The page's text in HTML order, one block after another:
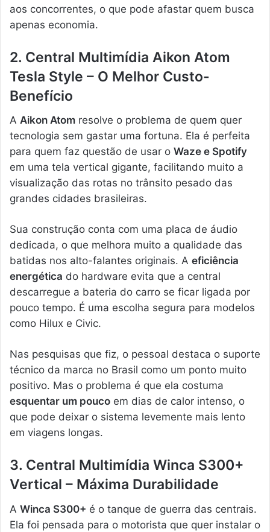
aos concorrentes, o que pode afastar quem busca
apenas economia.
2. Central Multimídia Aikon Atom
Tesla Style – O Melhor Custo-
Benefício
A Aikon Atom resolve o problema de quem quer
tecnologia sem gastar uma fortuna. Ela é perfeita
para quem faz questão de usar o Waze e Spotify
em uma tela vertical gigante, facilitando muito a
visualização das rotas no trânsito pesado das
grandes cidades brasileiras.
Sua construção conta com uma placa de áudio
dedicada, o que melhora muito a qualidade das
batidas nos alto-falantes originais. A eficiência
energética do hardware evita que a central
descarregue a bateria do carro se ficar ligada por
pouco tempo. É uma escolha segura para modelos
como Hilux e Civic.
Nas pesquisas que fiz, o pessoal destaca o suporte
técnico da marca no Brasil como um ponto muito
positivo. Mas o problema é que ela costuma
esquentar um pouco em dias de calor intenso, o
que pode deixar o sistema levemente mais lento
em viagens longas.
3. Central Multimídia Winca S300+
Vertical – Máxima Durabilidade
A Winca S300+ é o tanque de guerra das centrais.
Ela foi pensada para o motorista que quer instalar o